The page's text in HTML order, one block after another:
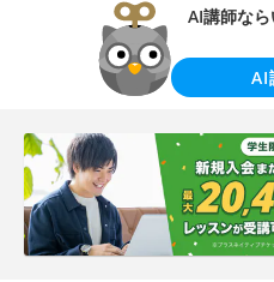
AI講師な
AI